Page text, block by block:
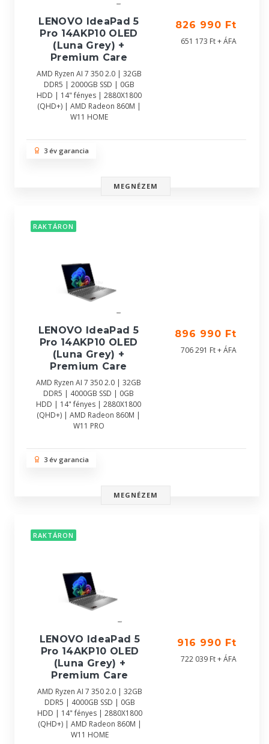
LENOVO IdeaPad 5
Pro 14AKP10 OLED
(Luna Grey) +
Premium Care
AMD Ryzen AI 7 350 2.0 | 32GB
DDR5 | 2000GB SSD | 0GB
HDD | 14" fényes | 2880X1800
(QHD+) | AMD Radeon 860M |
W11 HOME
826 990 Ft
651 173 Ft + ÁFA
3 év garancia
MEGNÉZEM
RAKTÁRON
LENOVO IdeaPad 5
Pro 14AKP10 OLED
(Luna Grey) +
Premium Care
AMD Ryzen AI 7 350 2.0 | 32GB
DDR5 | 4000GB SSD | 0GB
HDD | 14" fényes | 2880X1800
(QHD+) | AMD Radeon 860M |
W11 PRO
896 990 Ft
706 291 Ft + ÁFA
3 év garancia
MEGNÉZEM
RAKTÁRON
LENOVO IdeaPad 5
Pro 14AKP10 OLED
(Luna Grey) +
Premium Care
AMD Ryzen AI 7 350 2.0 | 32GB
DDR5 | 4000GB SSD | 0GB
HDD | 14" fényes | 2880X1800
(QHD+) | AMD Radeon 860M |
W11 HOME
916 990 Ft
722 039 Ft + ÁFA